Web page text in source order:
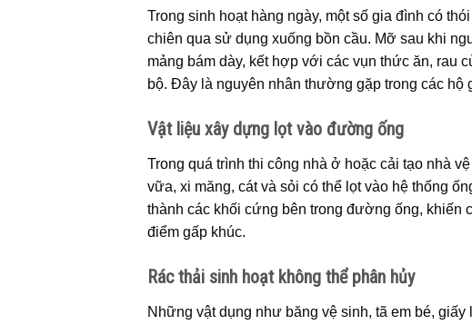
Trong sinh hoạt hàng ngày, một số gia đình có
chiên qua sử dụng xuống bồn cầu. Mỡ sau khi
mảng bám dày, kết hợp với các vụn thức ăn, rau
bộ. Đây là nguyên nhân thường gặp trong các
Vật liệu xây dựng lọt vào đường ống
Trong quá trình thi công nhà ở hoặc cải tạo nhà
vữa, xi măng, cát và sỏi có thể lọt vào hệ thống
thành các khối cứng bên trong đường ống, khiến
điểm gấp khúc.
Rác thải sinh hoạt không thể phân hủy
Những vật dụng như băng vệ sinh, tã em bé,